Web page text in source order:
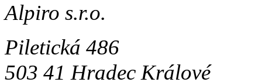
Alpiro s.r.o.
Piletická 486
503 41 Hradec Králové